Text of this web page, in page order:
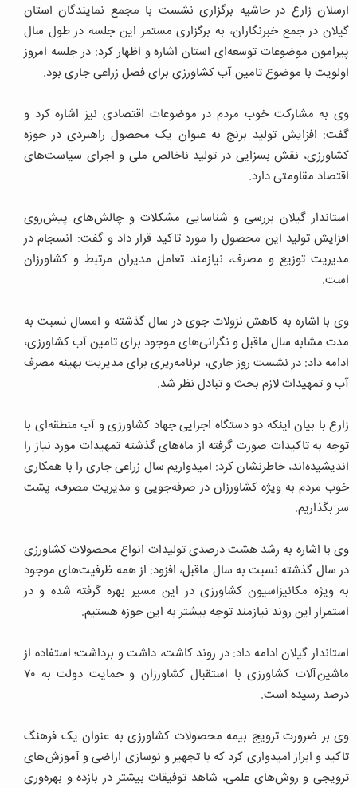
ارسلان زارع در حاشیه برگزاری نشست با مجمع نمایندگان استان
گیلان در جمع خبرنگاران، به برگزاری مستمر این جلسه در طول سال
پیرامون موضوعات توسعه‌ای استان اشاره و اظهار کرد: در جلسه امروز
اولویت با موضوع تامین آب کشاورزی برای فصل زراعی جاری بود.
وی به مشارکت خوب مردم در موضوعات اقتصادی نیز اشاره کرد و
گفت: افزایش تولید برنج به عنوان یک محصول راهبردی در حوزه
کشاورزی، نقش بسزایی در تولید ناخالص ملی و اجرای سیاست‌های
اقتصاد مقاومتی دارد.
استاندار گیلان بررسی و شناسایی مشکلات و چالش‌های پیش‌روی
افزایش تولید این محصول را مورد تاکید قرار داد و گفت: انسجام در
مدیریت توزیع و مصرف، نیازمند تعامل مدیران مرتبط و کشاورزان
است.
وی با اشاره به کاهش نزولات جوی در سال گذشته و امسال نسبت به
مدت مشابه سال ماقبل و نگرانی‌های موجود برای تامین آب کشاورزی،
ادامه داد: در نشست روز جاری، برنامه‌ریزی برای مدیریت بهینه مصرف
آب و تمهیدات لازم بحث و تبادل نظر شد.
زارع با بیان اینکه دو دستگاه اجرایی جهاد کشاورزی و آب منطقه‌ای با
توجه به تاکیدات صورت گرفته از ماه‌های گذشته تمهیدات مورد نیاز را
اندیشیده‌اند، خاطرنشان کرد: امیدواریم سال زراعی جاری را با همکاری
خوب مردم به ویژه کشاورزان در صرفه‌جویی و مدیریت مصرف، پشت
سر بگذاریم.
وی با اشاره به رشد هشت درصدی تولیدات انواع محصولات کشاورزی
در سال گذشته نسبت به سال ماقبل، افزود: از همه ظرفیت‌های موجود
به ویژه مکانیزاسیون کشاورزی در این مسیر بهره گرفته شده و در
استمرار این روند نیازمند توجه بیشتر به این حوزه هستیم.
استاندار گیلان ادامه داد: در روند کاشت، داشت و برداشت؛ استفاده از
ماشین آلات کشاورزی با استقبال کشاورزان و حمایت دولت به ۷۰
درصد رسیده است.
وی بر ضرورت ترویج بیمه محصولات کشاورزی به عنوان یک فرهنگ
تاکید و ابراز امیدواری کرد که با تجهیز و نوسازی اراضی و آموزش های
ترویجی و روش‌های علمی، شاهد توفیقات بیشتر در بازده و بهره‌وری